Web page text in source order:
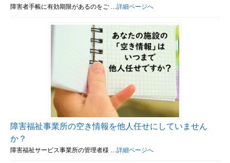
障害者手帳に有効期限があるのをご … 詳細ページへ
障害福祉事業所の空き情報を他人任せにしていません
か？
障害福祉サービス事業所の管理者様 … 詳細ページへ